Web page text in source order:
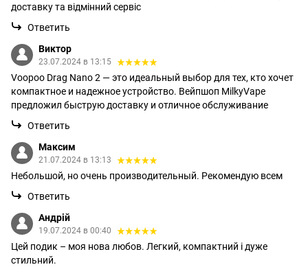
доставку та відмінний сервіс
Ответить
Виктор
23.07.2024 в 13:15
Voopoo Drag Nano 2 — это идеальный выбор для тех, кто хочет
компактное и надежное устройство. Вейпшоп MilkyVape
предложил быструю доставку и отличное обслуживание
Ответить
Максим
21.07.2024 в 13:13
Небольшой, но очень производительный. Рекомендую всем
Ответить
Андрій
19.07.2024 в 00:40
Цей подик – моя нова любов. Легкий, компактний і дуже
стильний.